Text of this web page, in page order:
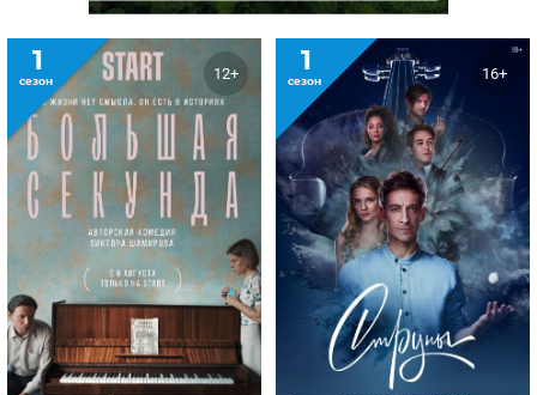
1
сезон 12+ 1
сезон 16+